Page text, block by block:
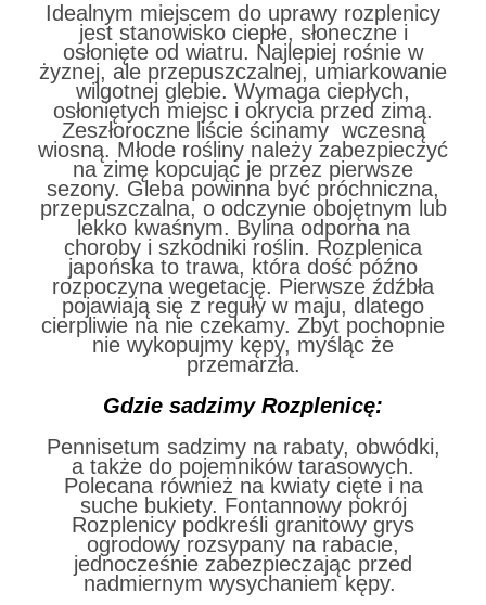
Idealnym miejscem do uprawy rozplenicy
jest stanowisko ciepłe, słoneczne i
osłonięte od wiatru. Najlepiej rośnie w
żyznej, ale przepuszczalnej, umiarkowanie
wilgotnej glebie. Wymaga ciepłych,
osłoniętych miejsc i okrycia przed zimą.
Zeszłoroczne liście ścinamy wczesną
wiosną. Młode rośliny należy zabezpieczyć
na zimę kopcując je przez pierwsze
sezony. Gleba powinna być próchniczna,
przepuszczalna, o odczynie obojętnym lub
lekko kwaśnym. Bylina odporna na
choroby i szkodniki roślin. Rozplenica
japońska to trawa, która dość późno
rozpoczyna wegetację. Pierwsze źdźbła
pojawiają się z reguły w maju, dlatego
cierpliwie na nie czekamy. Zbyt pochopnie
nie wykopujmy kępy, myśląc że
przemarzła.
Gdzie sadzimy Rozplenicę:
Pennisetum sadzimy na rabaty, obwódki,
a także do pojemników tarasowych.
Polecana również na kwiaty cięte i na
suche bukiety. Fontannowypokrój
Rozplenicy podkreśli granitowy grys
ogrodowy rozsypany na rabacie,
jednocześnie zabezpieczając przed
nadmiernym wysychaniem kępy.